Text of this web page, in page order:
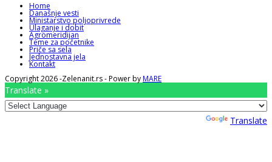
Home
Današnje vesti
Ministarstvo poljoprivrede
Ulaganje i dobit
Agromeridijan
Teme za početnike
Priče sa sela
Jednostavna jela
Kontakt
Copyright 2026 -Zelenanit.rs - Power byMARE
Translate »
Translate